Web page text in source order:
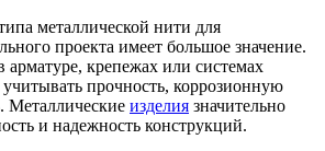
металлической нити для
проекта имеет большое значение.
крепежах или системах
прочность, коррозионную
Металлические изделия значительно
и надежность конструкций.